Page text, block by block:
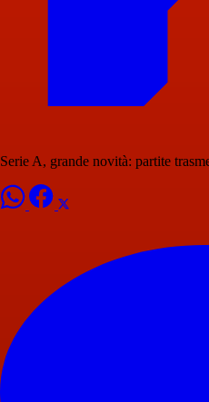
Serie A, grande novità: partite